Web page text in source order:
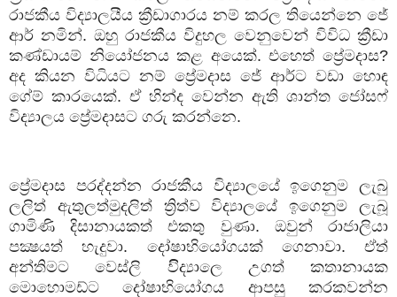
රාජකීය විද්‍යාලයීය ක්‍රීඩාගාරය නම් කරල තියෙන්නෙ ජේ
ආර් නමින්. ඔහු රාජකීය විදුහල වෙනුවෙන් විවිධ ක්‍රීඩා
කණ්ඩායම් නියෝජනය කළ අයෙක්. එහෙත් ප්‍රේමදාස?
අද කියන විධියට නම් ප්‍රේමදාස ජේ ආර්ට වඩා හොඳ
ගේම් කාරයෙක්. ඒ හින්ද වෙන්න ඇති ශාන්ත ජෝසෆ්
විද්‍යාලය ප්‍රේමදාසට ගරු කරන්නෙ.
ප්‍රේමදාස පරද්දන්න රාජකීය විද්‍යාලයේ ඉගෙනුම ලැබු
ලලිත් ඇතුලත්මුදලිත් ත්‍රිත්ව විද්‍යාලයේ ඉගෙනුම ලැබූ
ගාමිණි දිසානායකත් එකතු වුණා. ඔවුන් රාජාලියා
පක්‍ෂයත් හැදුවා. දෝෂාභියෝගයක් ගෙනාවා. ඒත්
අන්තිමට වෙස්ලි විිද්‍යාලෙ උගත් කතානායක
මොහොමඩ්ට දෝෂාභියෝගය ආපසු කරකවන්න